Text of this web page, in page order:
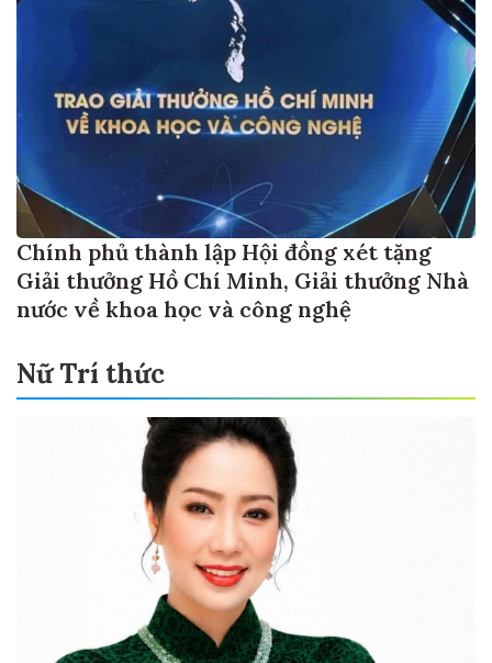
Chính phủ thành lập Hội đồng xét tặng
Giải thưởng Hồ Chí Minh, Giải thưởng Nhà
nước về khoa học và công nghệ
Nữ Trí thức